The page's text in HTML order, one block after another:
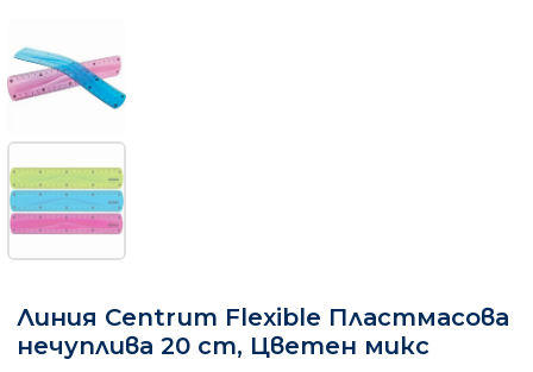
Линия Centrum Flexible Пластмасова
нечуплива 20 cm, Цветен микс